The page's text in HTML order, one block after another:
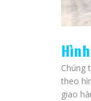
Chúng
theo
giao